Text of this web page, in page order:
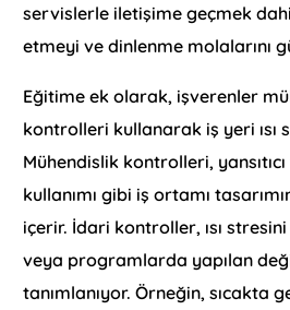
servislerle iletişime geçmek
etmeyi ve dinlenme molalarını
Eğitime ek olarak, işverenler
kontrolleri kullanarak iş yeri ısı
Mühendislik kontrolleri,
kullanımı gibi iş ortamı
içerir. İdari kontroller, ısı
veya programlarda yapılan
tanımlanıyor. Örneğin, sıcakta